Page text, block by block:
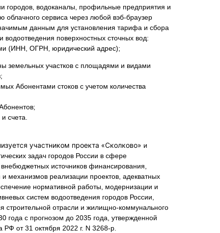
городов, водоканалы, профильные предприятия и
облачного сервиса через любой вэб-браузер
данным для установления тарифа и сбора
водоотведения поверхностных сточных вод:
(ИНН, ОГРН, юридический адрес);
земельных участков с площадями и видами
Абонентами стоков с учетом количества
счета.
участником проекта «Сколково» и
задач городов России в сфере
источников финансирования,
механизмов реализации проектов, адекватных
нормативной работы, модернизации и
систем водоотведения городов России,
строительной отрасли и жилищно-коммунального
года с прогнозом до 2035 года, утвержденной
от 31 октября 2022 г. N 3268-р.